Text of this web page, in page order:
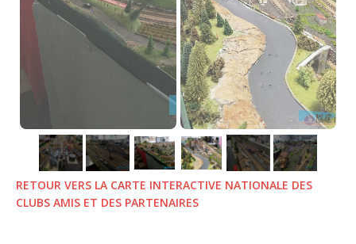
RETOUR VERS LA CARTE INTERACTIVE NATIONALE DES
CLUBS AMIS ET DES PARTENAIRES